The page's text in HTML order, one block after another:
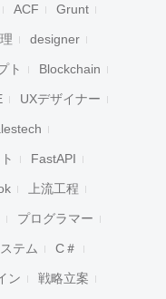
ACF Grunt
designer
ト Blockchain
UXデザイナー
FastAPI
上流工程
プログラマー
テム C＃
ン 戦略立案